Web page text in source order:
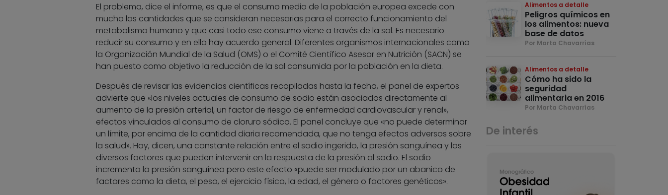
El problema, dice el informe, es que el consumo medio de la población europea excede con
mucho las cantidades que se consideran necesarias para el correcto funcionamiento del
metabolismo humano y que casi todo ese consumo viene a través de la sal. Es necesario
reducir su consumo y en ello hay acuerdo general. Diferentes organismos internacionales como
la Organización Mundial de la Salud (OMS) o el Comité Científico Asesor en Nutrición (SACN) se
han puesto como objetivo la reducción de la sal consumida por la población en la dieta.
Después de revisar las evidencias científicas recopiladas hasta la fecha, el panel de expertos
advierte que «los niveles actuales de consumo de sodio están asociados directamente al
aumento de la presión arterial, un factor de riesgo de enfermedad cardiovascular y renal»,
efectos vinculados al consumo de cloruro sódico. El panel concluye que «no puede determinar
un límite, por encima de la cantidad diaria recomendada, que no tenga efectos adversos sobre
la salud». Hay, dicen, una constante relación entre el sodio ingerido, la presión sanguínea y los
diversos factores que pueden intervenir en la respuesta de la presión al sodio. El sodio
incrementa la presión sanguínea pero este efecto «puede ser modulado por un abanico de
factores como la dieta, el peso, el ejercicio físico, la edad, el género o factores genéticos».
Alimentos a detalle
Peligros químicos en
los alimentos: nueva
base de datos
Por Marta Chavarrías
Alimentos a detalle
Cómo ha sido la
seguridad
alimentaria en 2016
Por Marta Chavarrías
De interés